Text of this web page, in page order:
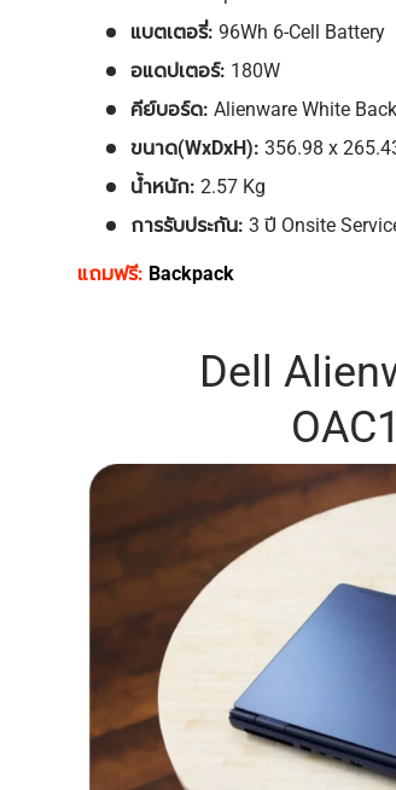
แบตเตอรี่: 96Wh 6-Cell Battery
อแดปเตอร์: 180W
คีย์บอร์ด: Alienware White
ขนาด(WxDxH): 356.98 x
น้ำหนัก: 2.57 Kg
การรับประกัน: 3 ปี Onsite
แถมฟรี: Backpack
Dell